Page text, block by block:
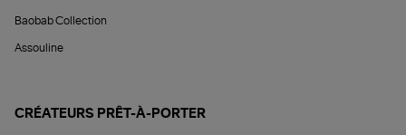
Baobab Collection
Assouline
CRÉATEURS PRÊT-À-PORTER